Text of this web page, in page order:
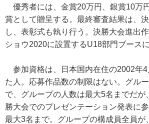
優秀者には、金賞20万円、銀賞10万
賞として贈呈する。最終審査結果は、
し、表彰式も執り行う。決勝大会進出
ショウ2020に設置するU18部門ブース
参加資格は、日本国内在住の2002年
た人。応募作品数の制限はない。グル
で、グループの人数は最大5名までだが
勝大会でのプレゼンテーション発表に参
最大3名まで。グループの構成員全員が